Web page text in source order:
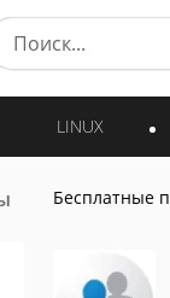
LINUX
Бесплатные